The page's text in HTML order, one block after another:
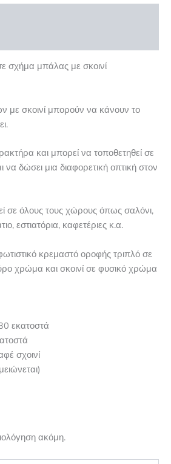
σχήμα μπάλας με σκοινί
με σκοινί μπορούν να κάνουν το
και μπορεί να τοποθετηθεί σε
δώσει μια διαφορετική οπτική στον
σε όλους τους χώρους όπως σαλόνι,
εστιατόρια, καφετέριες κ.α.
κρεμαστό οροφής τριπλό σε
χρώμα και σκοινί σε φυσικό χρώμα
εκατοστά
σχοινί
ακόμη.